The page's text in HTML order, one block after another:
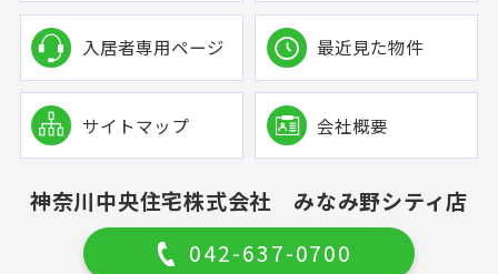
入居者専用ページ 最近見た物件
サイトマップ 会社概要
神奈川中央住宅株式会社 みなみ野シティ店
042-637-0700